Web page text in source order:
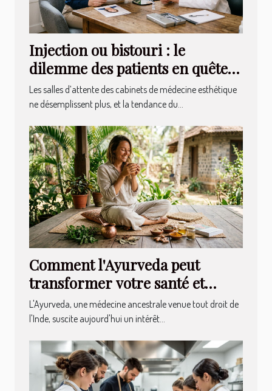
Injection ou bistouri : le
dilemme des patients en quête
de naturel
Les salles d’attente des cabinets de médecine esthétique
ne désemplissent plus, et la tendance du...
Comment l'Ayurveda peut
transformer votre santé et
bien-être ?
L'Ayurveda, une médecine ancestrale venue tout droit de
l'Inde, suscite aujourd'hui un intérêt...